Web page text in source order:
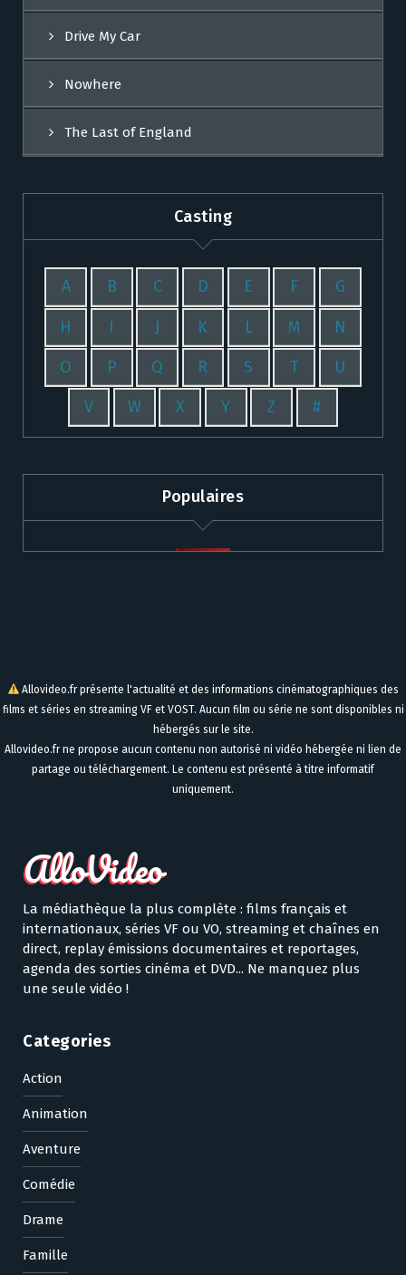
Drive My Car
Nowhere
The Last of England
Casting
A B C D E F G
H I J K L M N
O P Q R S T U
V W X Y Z #
Populaires
Allovideo.fr présente l'actualité et des informations cinématographiques des
films et séries en streaming VF et VOST. Aucun film ou série ne sont disponibles ni
hébergés sur le site.
Allovideo.fr ne propose aucun contenu non autorisé ni vidéo hébergée ni lien de
partage ou téléchargement. Le contenu est présenté à titre informatif
uniquement.
La médiathèque la plus complète : films français et
internationaux, séries VF ou VO, streaming et chaînes en
direct, replay émissions documentaires et reportages,
agenda des sorties cinéma et DVD... Ne manquez plus
une seule vidéo !
Categories
Action
Animation
Aventure
Comédie
Drame
Famille